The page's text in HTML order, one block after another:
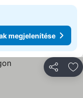
megjelenítése